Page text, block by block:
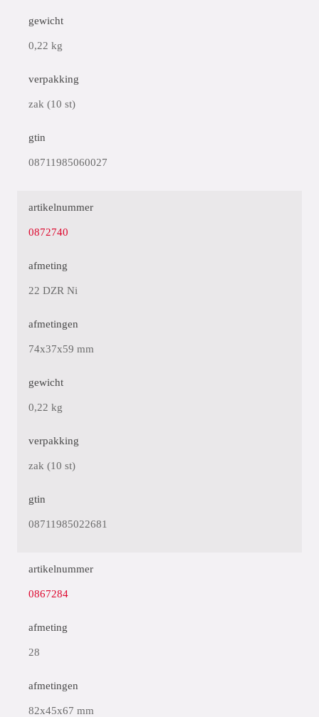
gewicht
0,22 kg
verpakking
zak (10 st)
gtin
08711985060027
artikelnummer
0872740
afmeting
22 DZR Ni
afmetingen
74x37x59 mm
gewicht
0,22 kg
verpakking
zak (10 st)
gtin
08711985022681
artikelnummer
0867284
afmeting
28
afmetingen
82x45x67 mm